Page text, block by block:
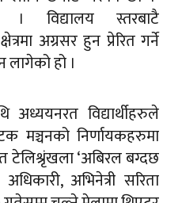
विद्यालय स्तरबाटै
अग्रसर हुन प्रेरित गर्ने
हो ।
अध्ययनरत विद्यार्थीहरुले
मञ्चनको निर्णायकहरुमा
टेलिश्रृंखला ‘अबिरल बग्दछ
अधिकारी, अभिनेत्री सरिता